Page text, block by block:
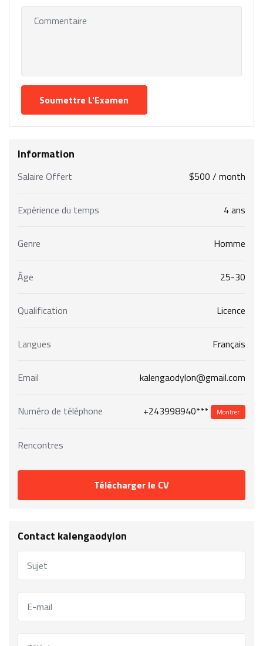
Information
Salaire Offert $500 / month
Expérience du temps 4 ans
Genre Homme
Âge 25-30
Qualification Licence
Langues Français
Email kalengaodylon@gmail.com
Numéro de téléphone +243998940*** Montrer
Rencontres
Télécharger le CV
Contact kalengaodylon